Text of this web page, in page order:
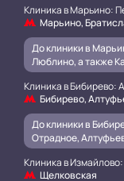
Клиника в Марьино:
Марьино,
До клиники в
Люблино, а также
Клиника в Бибирево:
Бибирево,
До клиники в
Отрадное,
Клиника в
Щелковская